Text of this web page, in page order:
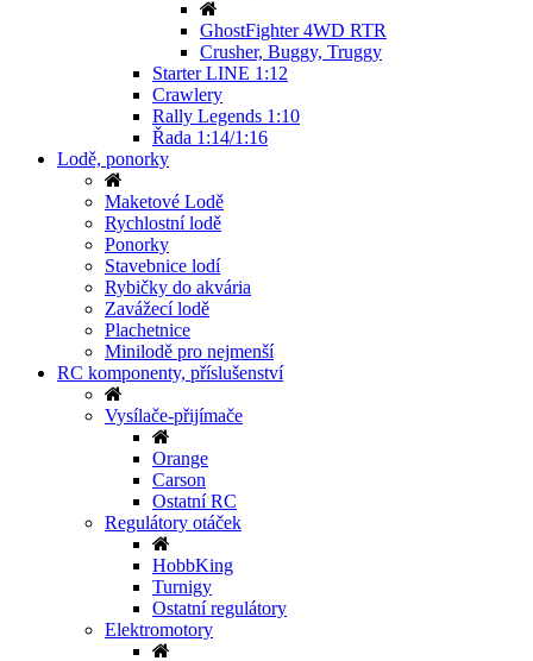
GhostFighter 4WD RTR
Crusher, Buggy, Truggy
Starter LINE 1:12
Crawlery
Rally Legends 1:10
Řada 1:14/1:16
Lodě, ponorky
Maketové Lodě
Rychlostní lodě
Ponorky
Stavebnice lodí
Rybičky do akvária
Zavážecí lodě
Plachetnice
Minilodě pro nejmenší
RC komponenty, příslušenství
Vysílače-přijímače
Orange
Carson
Ostatní RC
Regulátory otáček
HobbKing
Turnigy
Ostatní regulátory
Elektromotory